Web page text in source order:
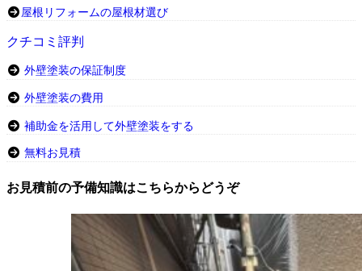
屋根リフォームの屋根材選び
クチコミ評判
外壁塗装の保証制度
外壁塗装の費用
補助金を活用して外壁塗装をする
無料お見積
お見積前の予備知識はこちらからどうぞ